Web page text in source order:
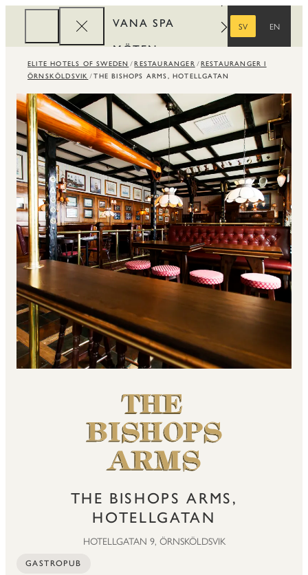
VANA SPA
MÖTEN
FÖRETAG
REWARDS
SV
EN
THE BISHOPS ARMS,
HOTELLGATAN
HOTELLGATAN 9, ÖRNSKÖLDSVIK
GASTROPUB
ELITE HOTELS OF SWEDEN RESTAURANGER
RESTAURANGER I
ÖRNSKÖLDSVIK
THE BISHOPS ARMS, HOTELLGATAN